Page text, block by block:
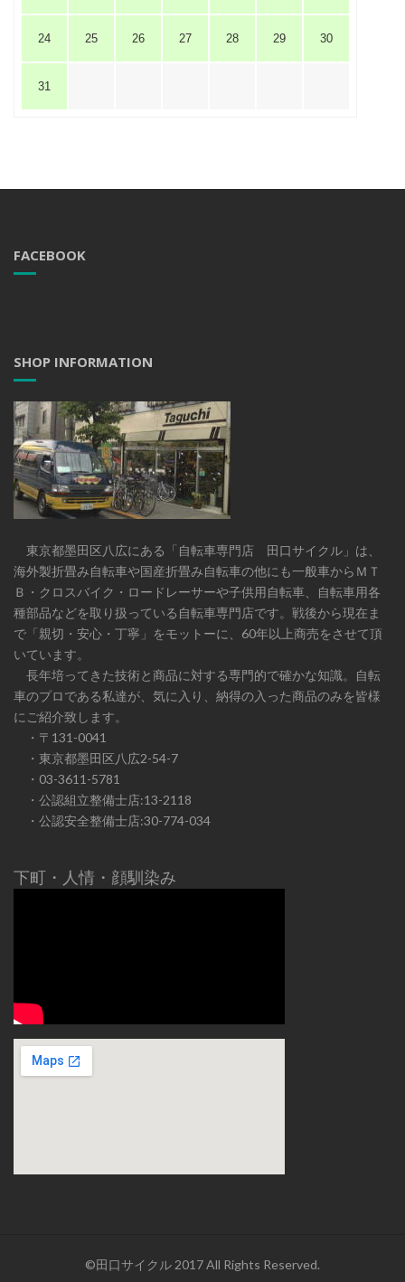
24 25 26 27 28 29 30
31
FACEBOOK
SHOP INFORMATION
東京都墨田区八広にある「自転車専門店 田口サイクル」は、
海外製折畳み自転車や国産折畳み自転車の他にも一般車からＭＴ
Ｂ・クロスバイク・ロードレーサーや子供用自転車、自転車用各
種部品などを取り扱っている自転車専門店です。戦後から現在ま
で「親切・安心・丁寧」をモットーに、60年以上商売をさせて頂
いています。
長年培ってきた技術と商品に対する専門的で確かな知識。自転
車のプロである私達が、気に入り、納得の入った商品のみを皆様
にご紹介致します。
・〒131-0041
・東京都墨田区八広2-54-7
・03-3611-5781
・公認組立整備士店:13-2118
・公認安全整備士店:30-774-034
下町・人情・顔馴染み
©田口サイクル 2017 All Rights Reserved.